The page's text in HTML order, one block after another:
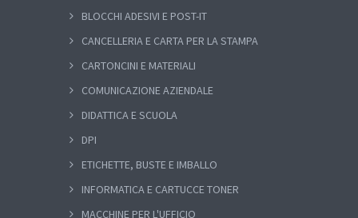
BLOCCHI ADESIVI E POST-IT
CANCELLERIA E CARTA PER LA STAMPA
CARTONCINI E MATERIALI
COMUNICAZIONE AZIENDALE
DIDATTICA E SCUOLA
DPI
ETICHETTE, BUSTE E IMBALLO
INFORMATICA E CARTUCCE TONER
MACCHINE PER L'UFFICIO